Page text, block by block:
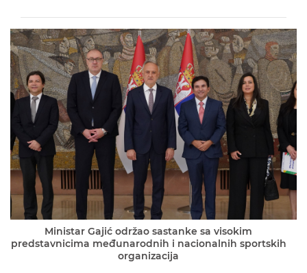
Ministar Gajić održao sastanke sa visokim
predstavnicima međunarodnih i nacionalnih sportskih
organizacija